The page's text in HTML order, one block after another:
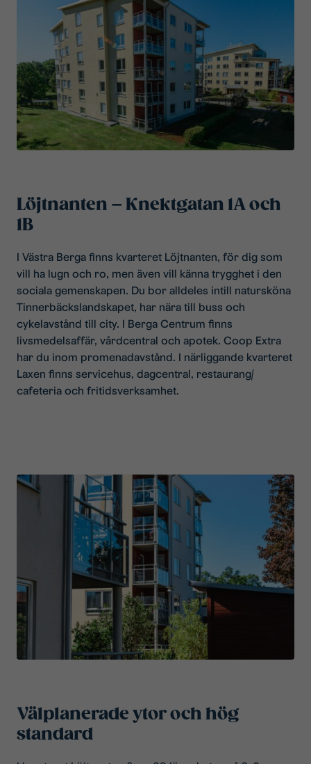
Löjtnanten – Knektgatan 1A och
1B
I Västra Berga finns kvarteret Löjtnanten, för dig som
vill ha lugn och ro, men även vill känna trygghet i den
sociala gemenskapen. Du bor alldeles intill natursköna
Tinnerbäckslandskapet, har nära till buss och
cykelavstånd till city. I Berga Centrum finns
livsmedelsaffär, vårdcentral och apotek. Coop Extra
har du inom promenadavstånd. I närliggande kvarteret
Laxen finns servicehus, dagcentral, restaurang/
cafeteria och fritidsverksamhet.
Välplanerade ytor och hög
standard